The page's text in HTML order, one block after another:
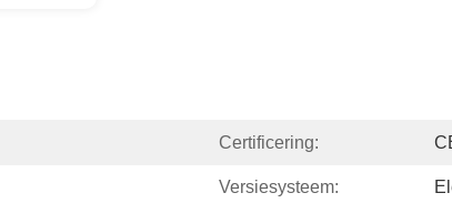
Certificering:
Versiesysteem: